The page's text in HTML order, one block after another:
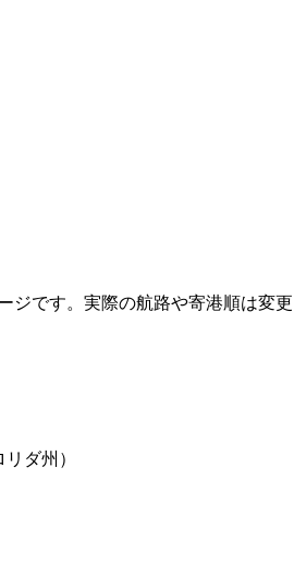
ジです。実際の航路や寄港順は変更
ダ州）